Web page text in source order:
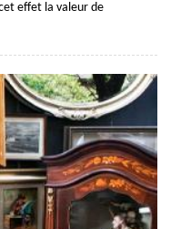
effet la valeur de